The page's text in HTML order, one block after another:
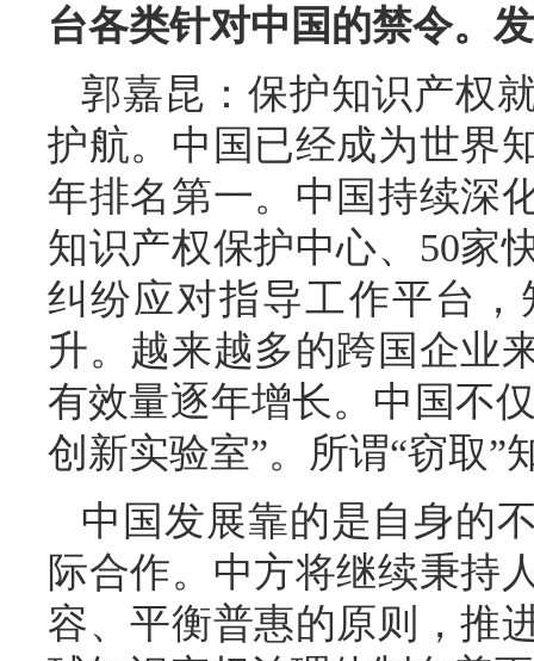
台各类针对中国的禁令。
郭嘉昆：保护知识产权
护航。中国已经成为世界
年排名第一。中国持续深
知识产权保护中心、50家
纠纷应对指导工作平台
升。越来越多的跨国企业
有效量逐年增长。中国不
创新实验室”。所谓“窃取”
中国发展靠的是自身的
际合作。中方将继续秉持
容、平衡普惠的原则，推